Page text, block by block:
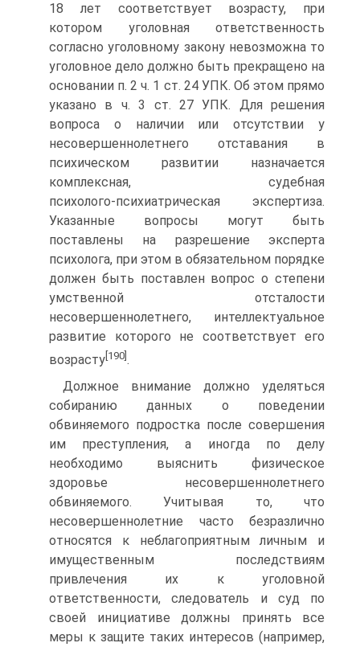
18 лет соответствует возрасту, при
котором уголовная ответственность
согласно уголовному закону невозможна то
уголовное дело должно быть прекращено на
основании п. 2 ч. 1 ст. 24 УПК. Об этом прямо
указано в ч. 3 ст. 27 УПК. Для решения
вопроса о наличии или отсутствии у
несовершеннолетнего отставания в
психическом развитии назначается
комплексная, судебная
психолого‑психиатрическая экспертиза.
Указанные вопросы могут быть
поставлены на разрешение эксперта
психолога, при этом в обязательном порядке
должен быть поставлен вопрос о степени
умственной отсталости
несовершеннолетнего, интеллектуальное
развитие которого не соответствует его
возрасту [190] .
Должное внимание должно уделяться
собиранию данных о поведении
обвиняемого подростка после совершения
им преступления, а иногда по делу
необходимо выяснить физическое
здоровье несовершеннолетнего
обвиняемого. Учитывая то, что
несовершеннолетние часто безразлично
относятся к неблагоприятным личным и
имущественным последствиям
привлечения их к уголовной
ответственности, следователь и суд по
своей инициативе должны принять все
меры к защите таких интересов (например,